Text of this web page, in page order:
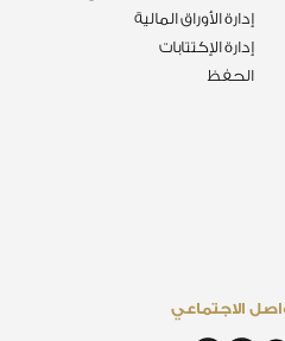
إدارة الأوراق المالية
إدارة الإكتتابات
الحفظ
الاجتماعي